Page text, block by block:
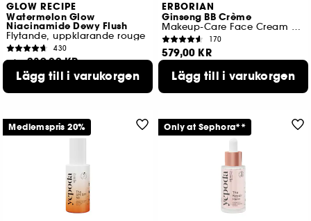
GLOW RECIPE
Watermelon Glow
Niacinamide Dewy Flush
Flytande, uppklarande rouge
430
Från:289,00 KR
4 storlekar tillgängliga
Lägg till i varukorgen
ERBORIAN
Ginseng BB Crème
Makeup-Care Face Cream Baby Skin Effect
170
579,00 KR
Lägg till i varukorgen
Medlemspris 20% Only at Sephora**